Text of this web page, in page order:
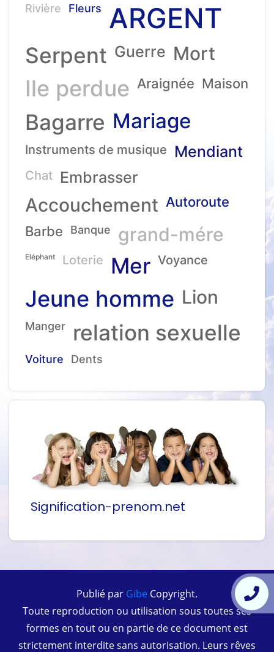
Rivière Fleurs ARGENT
Serpent Guerre Mort
Ile perdue Araignée Maison
Bagarre Mariage
Instruments de musique Mendiant
Chat Embrasser
Accouchement Autoroute
Barbe
Banque grand-mére
Eléphant Loterie Mer Voyance
Jeune homme Lion
Manger relation sexuelle
Voiture Dents
Signification-prenom.net
Publié par Gibe Copyright.
Toute reproduction ou utilisation sous toutes ses
formes en tout ou en partie de ce document est
strictement interdite sans autorisation. Leurs rêves